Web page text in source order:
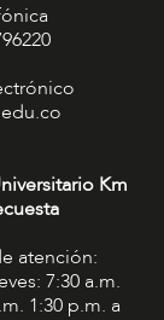
Km
atención:
7:30 a.m.
1:30 p.m. a